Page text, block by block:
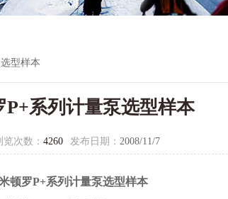
型样本
P+系列计量泵选型样本
览次数： 4260 发布日期： 2008/11/7
顿罗P+系列计量泵选型样本